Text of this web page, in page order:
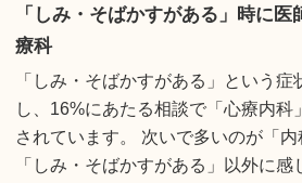
「しみ・そばかすがある」時に
療科
「しみ・そばかすがある」という
し、16%にあたる相談で「心療内科
されています。 次いで多いのが「内
「しみ・そばかすがある」以外に